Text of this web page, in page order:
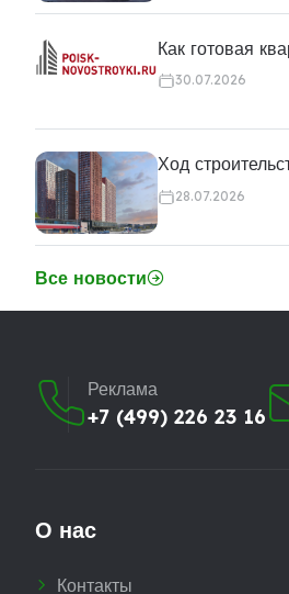
Как готовая
30.07.2026
Ход
28.07.2026
Все новости
Реклама
+7 (499) 226 23 16
О нас
Контакты